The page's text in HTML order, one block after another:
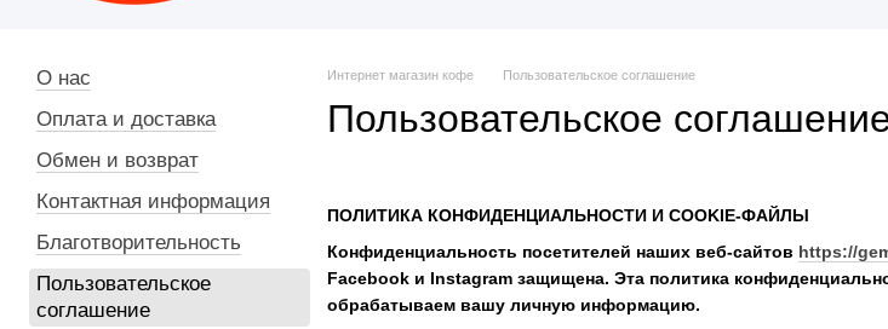
Интернет магазин кофе Пользовательское соглашение
Пользовательское
ПОЛИТИКА КОНФИДЕНЦИАЛЬНОСТИ И COOKIE-ФАЙЛЫ
Конфиденциальность посетителей наших веб-сайтов https://
Facebook и Instagram защищена. Эта политика
обрабатываем вашу личную информацию.
О нас
Оплата и доставка
Обмен и возврат
Контактная информация
Благотворительность
Пользовательское
соглашение